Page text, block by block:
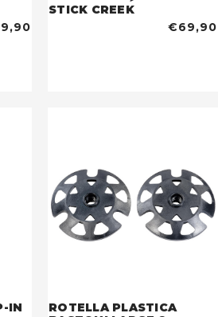
STICK CREEK
€69,90
IN
ROTELLA PLASTICA